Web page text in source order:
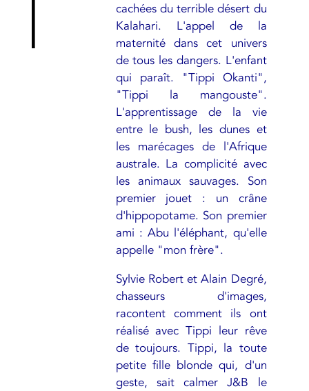
cachées du terrible désert du
Kalahari. L'appel de la
maternité dans cet univers
de tous les dangers. L'enfant
qui paraît. "Tippi Okanti",
"Tippi la mangouste".
L'apprentissage de la vie
entre le bush, les dunes et
les marécages de l'Afrique
australe. La complicité avec
les animaux sauvages. Son
premier jouet : un crâne
d'hippopotame. Son premier
ami : Abu l'éléphant, qu'elle
appelle "mon frère".
Sylvie Robert et Alain Degré,
chasseurs d'images,
racontent comment ils ont
réalisé avec Tippi leur rêve
de toujours. Tippi, la toute
petite fille blonde qui, d'un
geste, sait calmer J&B le